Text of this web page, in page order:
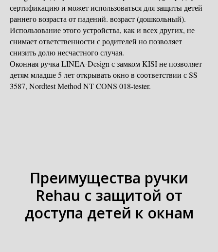
сертификацию и может использоваться для защиты детей
раннего возраста от падений. возраст (дошкольный).
Использование этого устройства, как и всех других, не
снимает ответственности с родителей но позволяет
снизить долю несчастного случая.
Оконная ручка LINEA-Design с замком KISI не позволяет
детям младше 5 лет открывать окно в соответствии с SS
3587, Nordtest Method NT CONS 018-tester.
Преимущества ручки
Rehau с защитой от
доступа детей к окнам